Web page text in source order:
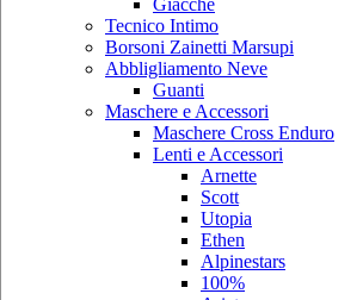
Tecnico Intimo
Borsoni Zainetti Marsupi
Abbligliamento Neve
Guanti
Maschere e Accessori
Maschere Cross Enduro
Lenti e Accessori
Arnette
Scott
Utopia
Ethen
Alpinestars
100%